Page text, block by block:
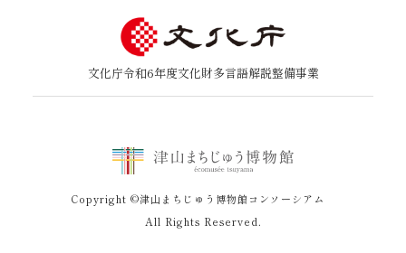
文化庁令和6年度文化財多言語解説整備事業
Copyright ©津山まちじゅう博物館コンソーシアム
All Rights Reserved.